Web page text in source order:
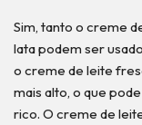
Sim, tanto o creme
lata podem ser
o creme de leite
mais alto, o que
rico. O creme de